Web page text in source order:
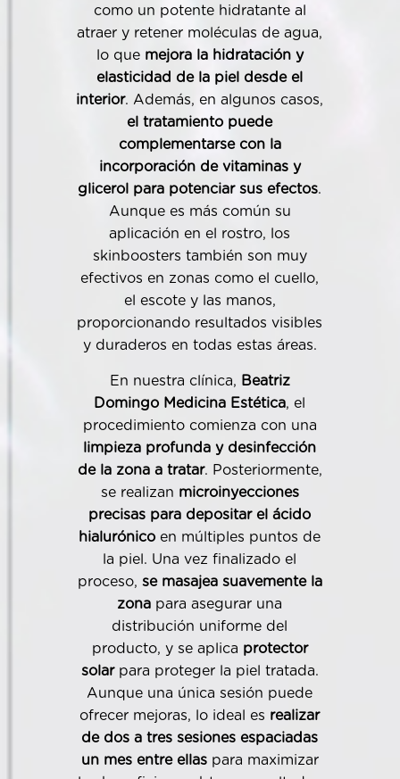
como un potente hidratante al
atraer y retener moléculas de agua,
lo que mejora la hidratación y
elasticidad de la piel desde el
interior. Además, en algunos casos,
el tratamiento puede
complementarse con la
incorporación de vitaminas y
glicerol para potenciar sus efectos.
Aunque es más común su
aplicación en el rostro, los
skinboosters también son muy
efectivos en zonas como el cuello,
el escote y las manos,
proporcionando resultados visibles
y duraderos en todas estas áreas.
En nuestra clínica, Beatriz
Domingo Medicina Estética, el
procedimiento comienza con una
limpieza profunda y desinfección
de la zona a tratar. Posteriormente,
se realizan microinyecciones
precisas para depositar el ácido
hialurónico en múltiples puntos de
la piel. Una vez finalizado el
proceso, se masajea suavemente la
zona para asegurar una
distribución uniforme del
producto, y se aplica protector
solarpara proteger la piel tratada.
Aunque una única sesión puede
ofrecer mejoras, lo ideal es realizar
de dos a tres sesiones espaciadas
un mes entre ellaspara maximizar